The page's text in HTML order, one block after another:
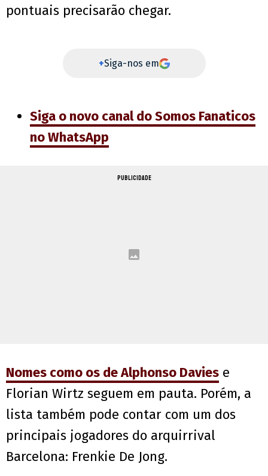
pontuais precisarão chegar.
+Siga-nos em
Siga o novo canal do Somos Fanaticos
no WhatsApp
PUBLICIDADE
Nomes como os de Alphonso Davies e
Florian Wirtz seguem em pauta. Porém, a
lista também pode contar com um dos
principais jogadores do arquirrival
Barcelona: Frenkie De Jong.